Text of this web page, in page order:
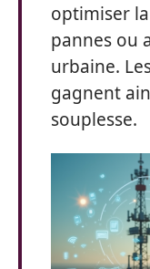
optimiser
pannes ou
urbaine.
gagnent
souplesse.